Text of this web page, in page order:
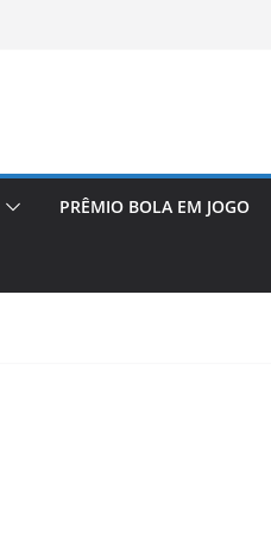
PRÊMIO BOLA EM JOGO